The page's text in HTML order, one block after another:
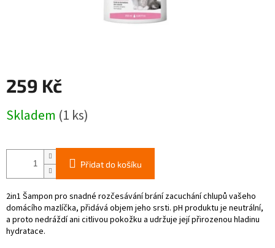
259 Kč
cena:
Skladem (1 ks)
Přidat do košíku
2in1 Šampon pro snadné rozčesávání brání zacuchání chlupů vašeho
domácího mazlíčka, přidává objem jeho srsti. pH produktu je neutrální,
a proto nedráždí ani citlivou pokožku a udržuje její přirozenou hladinu
hydratace.